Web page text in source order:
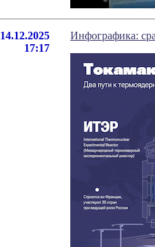
14.12.2025
17:17
Инфографика: